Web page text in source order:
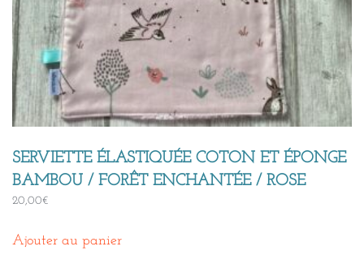
SERVIETTE ÉLASTIQUÉE COTON ET ÉPONGE
BAMBOU / FORÊT ENCHANTÉE / ROSE
20,00€
Ajouter au panier